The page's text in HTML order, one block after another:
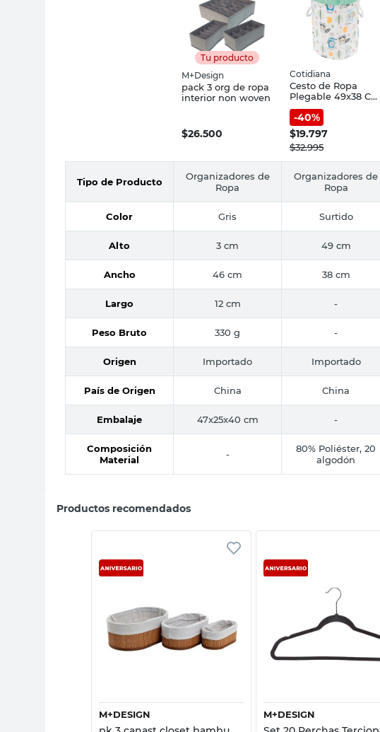
Tu producto
M+Design
pack 3 org de ropa
interior non woven
$26.500
Cotidiana
Cesto de Ropa
Plegable 49x38 Cm
Poliéster Estampa
Bosque Cotidiana
-40%
$19.797
$32.995
Tipo de Producto
Organizadores de
Ropa
Organizadores de
Ropa
Color Gris Surtido
Alto 3 cm 49 cm
Ancho 46 cm 38 cm
Largo 12 cm -
Peso Bruto 330 g -
Origen Importado Importado
País de Origen China China
Embalaje 47x25x40 cm -
Composición
Material
-
80% Poliéster, 20
algodón
Productos recomendados
M+DESIGN
Vista rápida
M+DESIGN